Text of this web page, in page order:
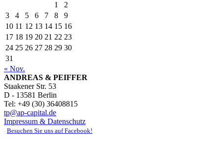
1
2
3
4 5 6 7 8
9
10 11 12 13 14 15 16
17 18 19 20 21 22 23
24 25 26 27 28 29 30
31
« Nov.
ANDREAS & PEIFFER
Staakener Str. 53
D - 13581 Berlin
Tel: +49 (30) 36408815
tp@ap-capital.de
Impressum & Datenschutz
Besuchen Sie uns auf Facebook!